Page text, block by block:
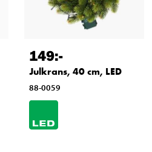
149:-
Julkrans, 40 cm, LED
88-0059